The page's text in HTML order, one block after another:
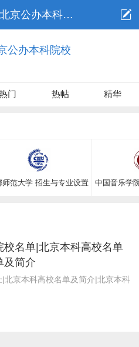
北京重点大学/北京公办本科院校
公办本科院校
门 热帖 精华
师范大学 招生与专业设置 中国音乐学
名单|北京本科高校名单
及简介
北京本科高校名单及简介|北京本科